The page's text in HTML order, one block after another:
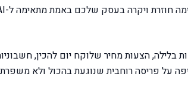
בלילה, הצעות מחיר שלוקח יום להכין,
על פריסה רוחבית שנוגעת בהכול ולא